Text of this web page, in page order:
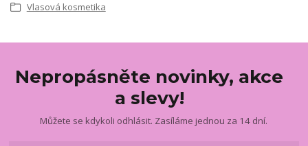
Vlasová kosmetika
Nepropásněte novinky, akce
a slevy!
Můžete se kdykoli odhlásit. Zasíláme jednou za 14 dní.